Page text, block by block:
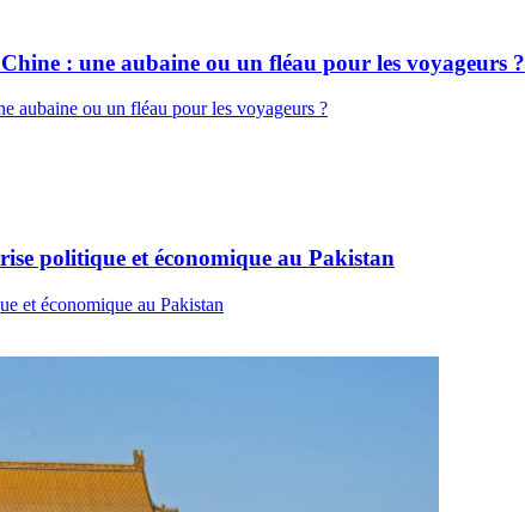
: une aubaine ou un fléau pour les voyageurs ?
aubaine ou un fléau pour les voyageurs ?
politique et économique au Pakistan
et économique au Pakistan